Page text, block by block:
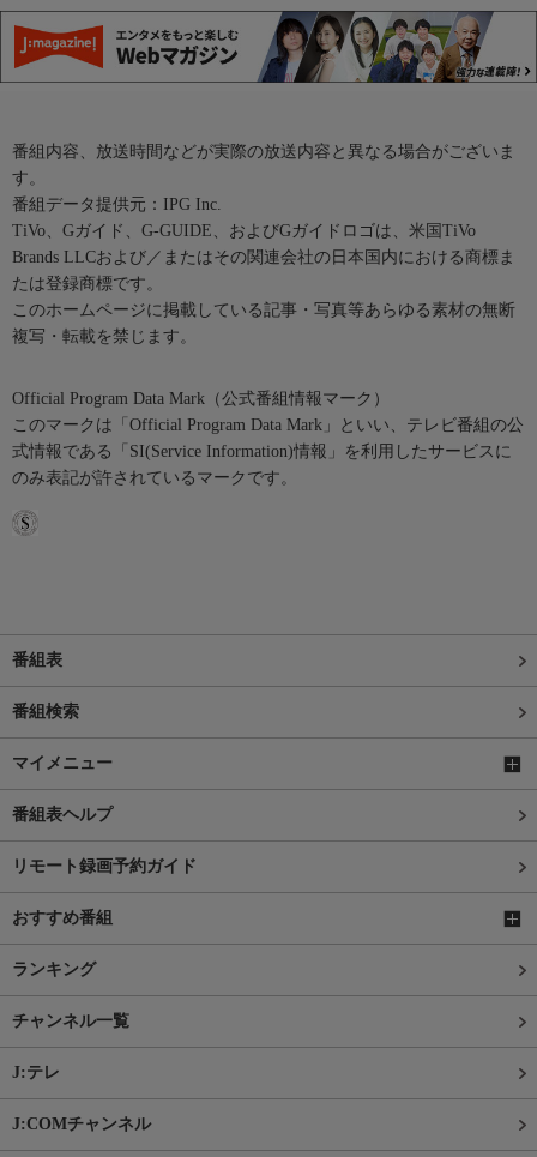
番組内容、放送時間などが実際の放送内容と異なる場合がございま
す。
番組データ提供元：IPG Inc.
TiVo、Gガイド、G-GUIDE、およびGガイドロゴは、米国TiVo
Brands LLCおよび／またはその関連会社の日本国内における商標ま
たは登録商標です。
このホームページに掲載している記事・写真等あらゆる素材の無断
複写・転載を禁じます。
Official Program Data Mark（公式番組情報マーク）
このマークは「Official Program Data Mark」といい、テレビ番組の公
式情報である「SI(Service Information)情報」を利用したサービスに
のみ表記が許されているマークです。
番組表
番組検索
マイメニュー
番組表ヘルプ
リモート録画予約ガイド
おすすめ番組
ランキング
チャンネル一覧
J:テレ
J:COMチャンネル